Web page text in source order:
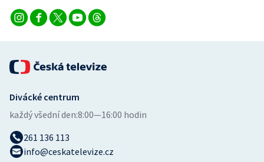
Volejbal
Divácké centrum
každý všední den:8:00—16:00 hodin
261 136 113
info@ceskatelevize.cz